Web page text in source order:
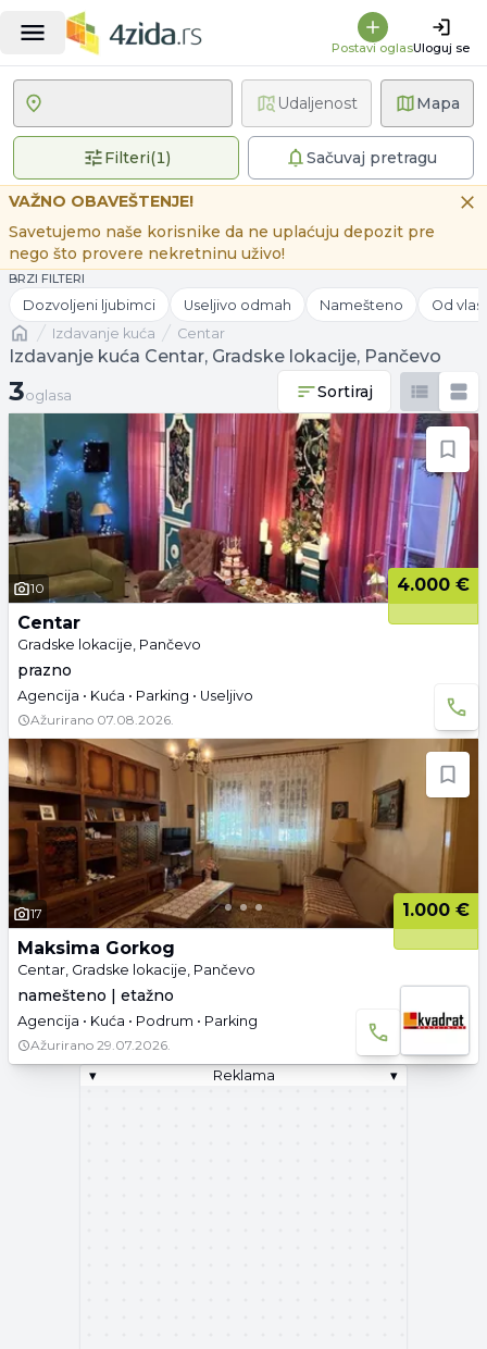
Postavi oglasUloguj se
Mapa
Filteri(1)1 primenjen filterSačuvaj pretragu
Udaljenost
VAŽNO OBAVEŠTENJE!
Savetujemo naše korisnike da ne uplaćuju depozit pre
nego što provere nekretninu uživo!
BRZI FILTERI
Dozvoljeni ljubimci Useljivo odmah Namešteno Od
Naslovnaizdavanje kuća Centar
Izdavanje kuća Centar, Gradske lokacije, Pančevo
3 oglasa
3oglasa Sortiraj
10
4.000 €
Centar
Gradske lokacije, Pančevo
prazno
Agencija • Kuća • Parking • Useljivo
Ažurirano 07.08.2026.
17
1.000 €
Maksima Gorkog
Centar, Gradske lokacije, Pančevo
namešteno | etažno
Agencija • Kuća • Podrum • Parking
Ažurirano 29.07.2026.
▾
Reklama ▾